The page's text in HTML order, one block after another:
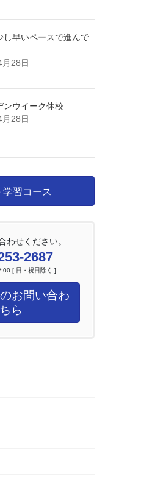
し早いペースで進んで
28日
ンウイーク休校
28日
学習コース
わせください。
2687
[ 日・祝日除く ]
お問い合わ
ら